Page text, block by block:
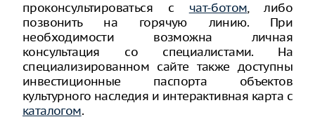
проконсультироваться с чат-ботом, либо
позвонить на горячую линию. При
необходимости возможна личная
консультация со специалистами. На
специализированном сайте также доступны
инвестиционные паспорта объектов
культурного наследия и интерактивная карта с
каталогом.